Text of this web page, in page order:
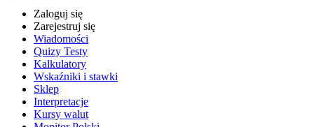
Zaloguj się
Zarejestruj się
Wiadomości
Quizy Testy
Kalkulatory
Wskaźniki i stawki
Sklep
Interpretacje
Kursy walut